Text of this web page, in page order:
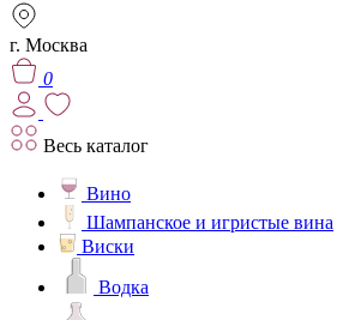
г. Москва
0
Весь каталог
Вино
Шампанское и игристые вина
Виски
Водка